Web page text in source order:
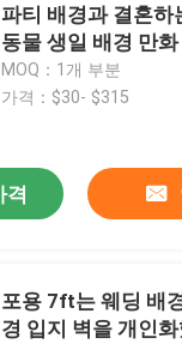
파티 배경과 결혼하
동물 생일 배경 만화
MOQ：1개 부분
가격：$30- $315
격
포용 7ft는 웨딩 배
경 입지 벽을 개인